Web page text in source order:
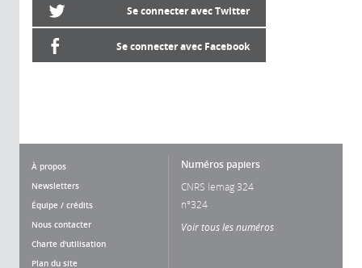
Se connecter avec Twitter
Se connecter avec Facebook
À propos
Newsletters
Équipe / crédits
Nous contacter
Charte d'utilisation
Plan du site
Numéros papiers
CNRS lemag 324
n°324
Voir tous les numéros